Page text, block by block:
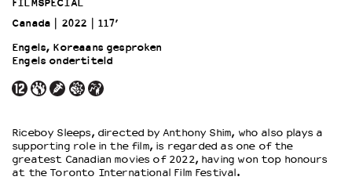
OVER LANTARENVENSTER
Wat we doen
Werken bij
Wie is wie
Historie
Partners
Huisregels
FILMSPECIAL
Canada
2022
117’
Engels, Koreaans gesproken
Engels ondertiteld
Riceboy Sleeps, directed by Anthony Shim, who also plays a
supporting role in the film, is regarded as one of the
greatest Canadian movies of 2022, having won top honours
at the Toronto International Film Festival.